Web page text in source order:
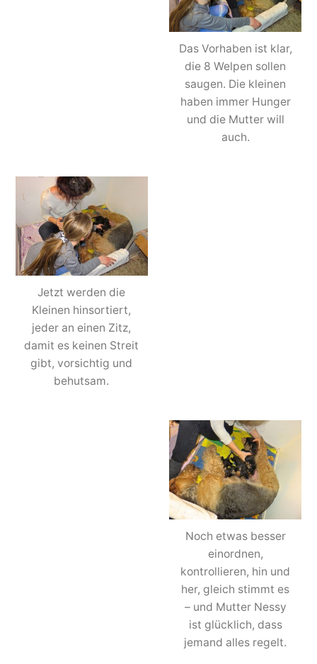
Das Vorhaben ist klar,
die 8 Welpen sollen
saugen. Die kleinen
haben immer Hunger
und die Mutter will
auch.
Jetzt werden die
Kleinen hinsortiert,
jeder an einen Zitz,
damit es keinen Streit
gibt, vorsichtig und
behutsam.
Noch etwas besser
einordnen,
kontrollieren, hin und
her, gleich stimmt es
– und Mutter Nessy
ist glücklich, dass
jemand alles regelt.